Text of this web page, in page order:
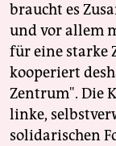
braucht es
und vor allem
für eine starke
kooperiert
Zentrum". Die
linke,
solidarischen